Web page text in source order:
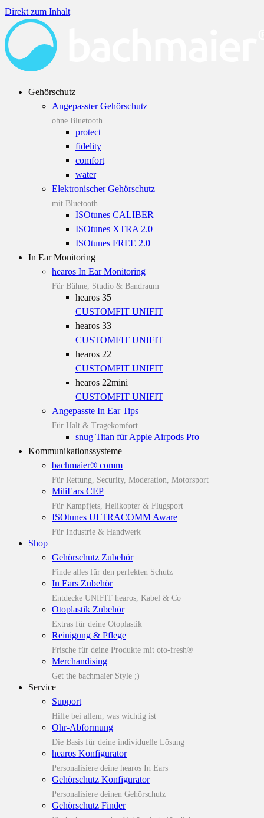
Direkt zum Inhalt
Gehörschutz
Angepasster Gehörschutz
ohne Bluetooth
protect
fidelity
comfort
water
Elektronischer Gehörschutz
mit Bluetooth
ISOtunes CALIBER
ISOtunes XTRA 2.0
ISOtunes FREE 2.0
In Ear Monitoring
hearos In Ear Monitoring
Für Bühne, Studio & Bandraum
hearos 35
CUSTOMFIT UNIFIT
hearos 33
CUSTOMFIT UNIFIT
hearos 22
CUSTOMFIT UNIFIT
hearos 22mini
CUSTOMFIT UNIFIT
Angepasste In Ear Tips
Für Halt & Tragekomfort
snug Titan für Apple Airpods Pro
Kommunikationssysteme
bachmaier® comm
Für Rettung, Security, Moderation, Motorsport
MiliEars CEP
Für Kampfjets, Helikopter & Flugsport
ISOtunes ULTRACOMM Aware
Für Industrie & Handwerk
Shop
Gehörschutz Zubehör
Finde alles für den perfekten Schutz
In Ears Zubehör
Entdecke UNIFIT hearos, Kabel & Co
Otoplastik Zubehör
Extras für deine Otoplastik
Reinigung & Pflege
Frische für deine Produkte mit oto-fresh®
Merchandising
Get the bachmaier Style ;)
Service
Support
Hilfe bei allem, was wichtig ist
Ohr-Abformung
Die Basis für deine individuelle Lösung
hearos Konfigurator
Personalisiere deine hearos In Ears
Gehörschutz Konfigurator
Personalisiere deinen Gehörschutz
Gehörschutz Finder